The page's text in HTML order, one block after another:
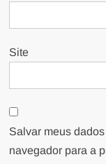
Site
Salvar meus
navegador para a